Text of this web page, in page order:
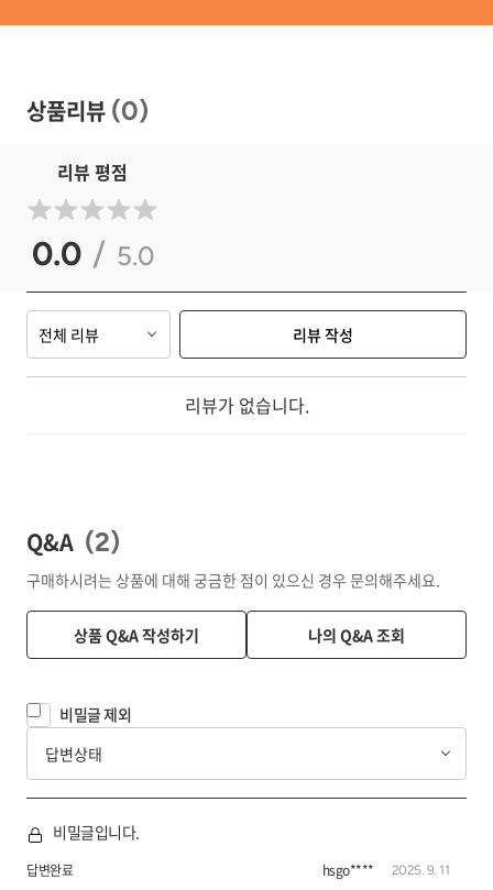
상품리뷰 (0)
리뷰 평점
0.0 / 5.0
전체 리뷰 리뷰 작성
리뷰가 없습니다.
Q&A (2)
구매하시려는 상품에 대해 궁금한 점이 있으신 경우 문의해주세요.
상품 Q&A 작성하기 나의 Q&A 조회
비밀글 제외
답변상태
답변완료
비밀글입니다.
hsgo**** 2025. 9. 11